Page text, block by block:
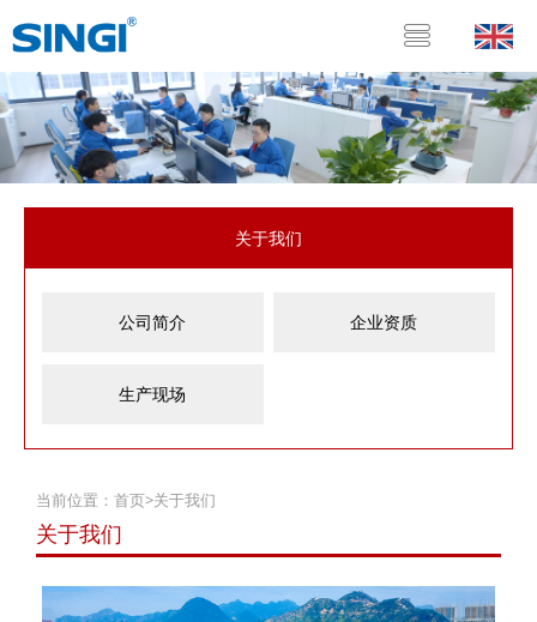
关于我们
公司简介 企业资质
生产现场
当前位置： 首页>关于我们
关于我们